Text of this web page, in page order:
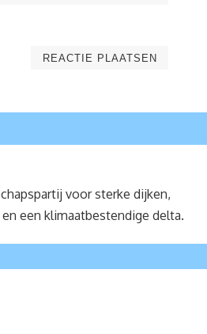
voor sterke dijken,
een klimaatbestendige delta.